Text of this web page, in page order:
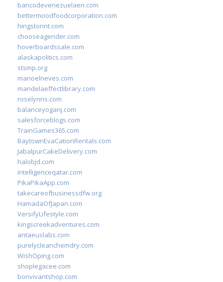
bancodevenezuelaen.com
bettermoodfoodcorporation.com
hingstonnt.com
chooseagender.com
hoverboardssale.com
alaskapolitics.com
stsmp.org
manoelneves.com
mandelaeffectlibrary.com
roselynns.com
balanceyoganj.com
salesforceblogs.com
TrainGames365.com
BaytownEvaCationRentals.com
JabalpurCakeDelivery.com
halobjd.com
intelligenceqatar.com
PikaPikaApp.com
takecareofbusinessdfw.org
HamadaOfJapan.com
VersifyLifestyle.com
kingscreekadventures.com
antaeuslabs.com
purelycleanchemdry.com
WishOping.com
shoplegacee.com
bonvivantshop.com